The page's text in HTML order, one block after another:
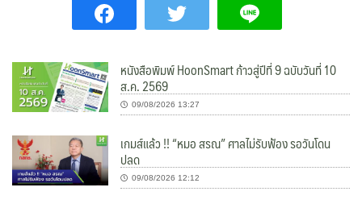
หนังสือพิมพ์ HoonSmart ก้าวสู่ปีที่ 9 ฉบับวันที่ 10
ส.ค. 2569
09/08/2026 13:27
เกมส์แล้ว !! “หมอ สรณ” ศาลไม่รับฟ้อง รอวันโดน
ปลด
09/08/2026 12:12